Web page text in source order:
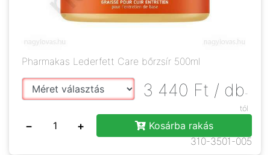
Pharmakas Lederfett Care bőrzsír 500ml
3 440 Ft / db -
tól
− +
Kosárba rakás
310-3501-005